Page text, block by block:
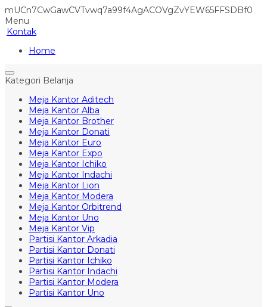
mUCn7CwGawCVTvwq7a99f4AgACOVgZvYEW65FFSDBf0
Menu
Kontak
Home
Kategori Belanja
Meja Kantor Aditech
Meja Kantor Alba
Meja Kantor Brother
Meja Kantor Donati
Meja Kantor Euro
Meja Kantor Expo
Meja Kantor Ichiko
Meja Kantor Indachi
Meja Kantor Lion
Meja Kantor Modera
Meja Kantor Orbitrend
Meja Kantor Uno
Meja Kantor Vip
Partisi Kantor Arkadia
Partisi Kantor Donati
Partisi Kantor Ichiko
Partisi Kantor Indachi
Partisi Kantor Modera
Partisi Kantor Uno